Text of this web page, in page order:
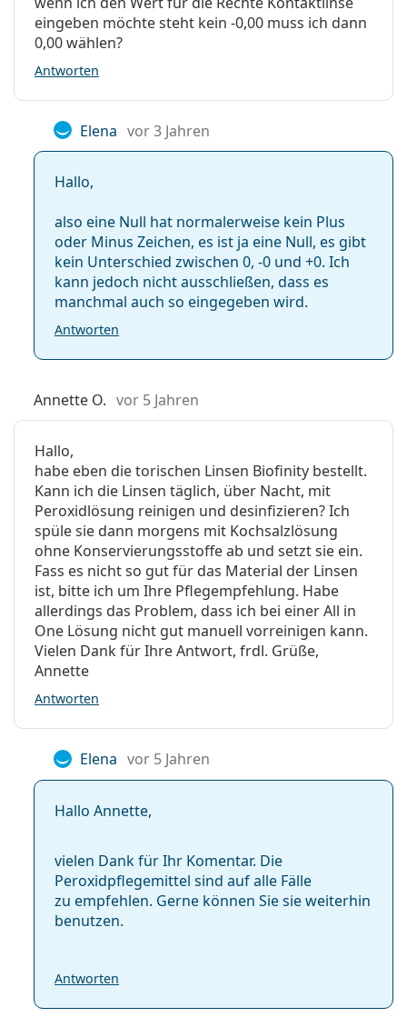
Häufig gestellte Fragen zu
Biofinity Toric
Wie lange kann man Biofinity Toric tragen?
Was ist der Unterschied zwischen Biofinity Toric
und XR Toric?
Was ist der Unterschied zwischen Biofinity Toric
(6 Linsen) und Biofinity Toric (3 Linsen)?
Andere Kontaktlinsen für Astigmatismus
Am häufigsten werden sie mit dem Pflegemittel
Multi-Purpose 360 ml mit Behälterverkauft.
Es ist ein Medizinprodukt. Lesen Sie vor dem Gebrauch
die Anleitung.
Tag- & Nachtlinsen
Silikon-Hydrogel-Linsen
eingeben möchte steht kein -0,00 muss ich dann
0,00 wählen?
Antworten
Elena vor 3 Jahren
Hallo,
also eine Null hat normalerweise kein Plus
oder Minus Zeichen, es ist ja eine Null, es gibt
kein Unterschied zwischen 0, -0 und +0. Ich
kann jedoch nicht ausschließen, dass es
manchmal auch so eingegeben wird.
Antworten
Annette O. vor 5 Jahren
Hallo,
habe eben die torischen Linsen Biofinity bestellt.
Kann ich die Linsen täglich, über Nacht, mit
Peroxidlösung reinigen und desinfizieren? Ich
spüle sie dann morgens mit Kochsalzlösung
ohne Konservierungsstoffe ab und setzt sie ein.
Fass es nicht so gut für das Material der Linsen
ist, bitte ich um Ihre Pflegempfehlung. Habe
allerdings das Problem, dass ich bei einer All in
One Lösung nicht gut manuell vorreinigen kann.
Vielen Dank für Ihre Antwort, frdl. Grüße,
Annette
Antworten
Elena vor 5 Jahren
Hallo Annette,
vielen Dank für Ihr Komentar. Die
Peroxidpflegemittel sind auf alle Fälle
zu empfehlen. Gerne können Sie sie weiterhin
benutzen.
Antworten